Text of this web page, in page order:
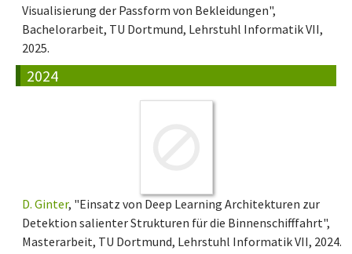
Visualisierung der Passform von Bekleidungen",
Bachelorarbeit, TU Dortmund, Lehrstuhl Informatik VII,
2025.
2024
D. Ginter, "Einsatz von Deep Learning Architekturen zur
Detektion salienter Strukturen für die Binnenschifffahrt",
Masterarbeit, TU Dortmund, Lehrstuhl Informatik VII, 2024.